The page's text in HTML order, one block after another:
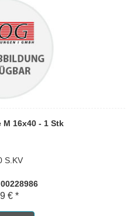
16x40 - 1 Stk
S.KV
€ *